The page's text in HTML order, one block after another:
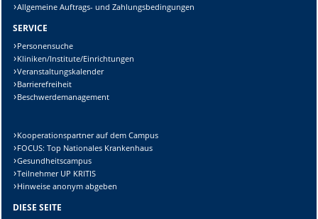
Allgemeine Auftrags- und Zahlungsbedingungen
SERVICE
Personensuche
Kliniken/Institute/Einrichtungen
Veranstaltungskalender
Barrierefreiheit
Beschwerdemanagement
Kooperationspartner auf dem Campus
FOCUS: Top Nationales Krankenhaus
Gesundheitscampus
Teilnehmer UP KRITIS
Hinweise anonym abgeben
DIESE SEITE